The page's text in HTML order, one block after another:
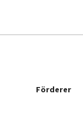
Förderer